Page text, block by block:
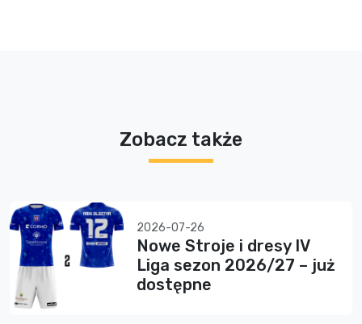
Zobacz także
2026-07-26
Nowe Stroje i dresy IV
Liga sezon 2026/27 – już
dostępne